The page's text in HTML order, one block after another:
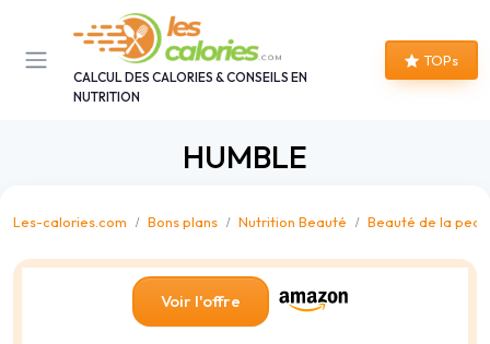
CALCUL DES CALORIES & CONSEILS EN
NUTRITION
TOPs
HUMBLE
Les-calories.com Bons plans Nutrition Beauté Beauté de la peau
Voir l'offre
Panneau de gestion des cookies